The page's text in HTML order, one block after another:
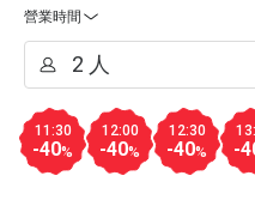
營業時間
11:30
-40%
12:00
-40%
12:30
-40% -